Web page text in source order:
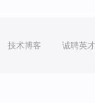
技术博客 诚聘英才